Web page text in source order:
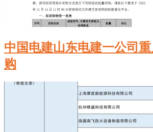
中国电建山东电建一公司
购